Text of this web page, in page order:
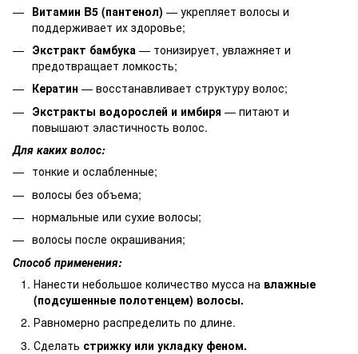
Витамин B5 (пантенол) — укрепляет волосы и
поддерживает их здоровье;
Экстракт бамбука — тонизирует, увлажняет и
предотвращает ломкость;
Кератин — восстанавливает структуру волос;
Экстракты водорослей и имбиря — питают и
повышают эластичность волос.
Для каких волос:
тонкие и ослабленные;
волосы без объема;
нормальные или сухие волосы;
волосы после окрашивания;
Способ применения:
Нанести небольшое количество мусса на влажные
(подсушенные полотенцем) волосы.
Равномерно распределить по длине.
Сделать стрижку или укладку феном.